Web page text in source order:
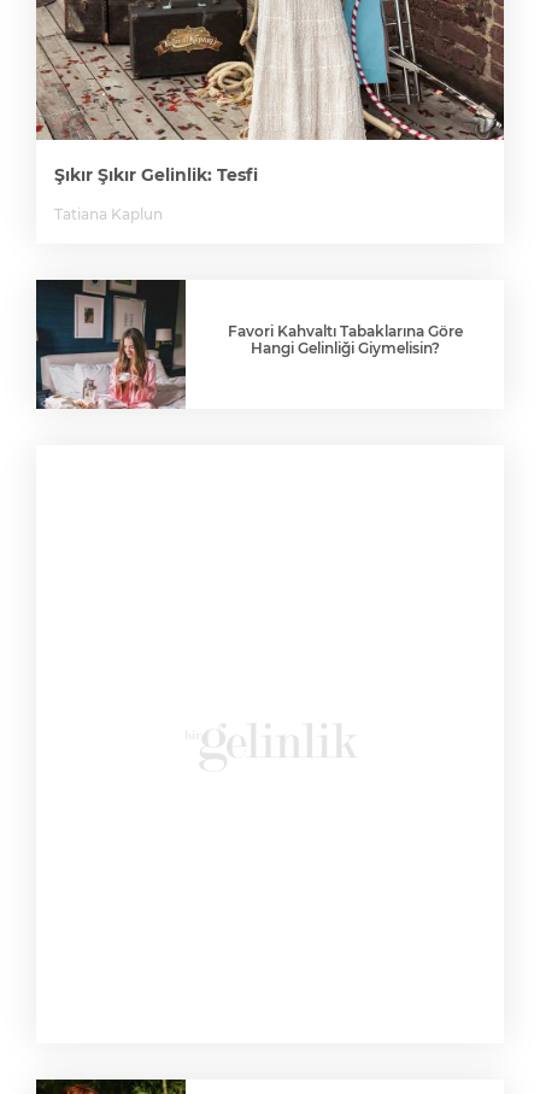
Şıkır Şıkır Gelinlik: Tesfi
Tatiana Kaplun
Favori Kahvaltı Tabaklarına Göre
Hangi Gelinliği Giymelisin?